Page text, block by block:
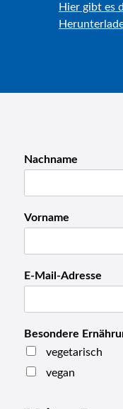
Hier gibt es
Nachname
-
a
l
A
r
e
s
Vorname
E-Mail-Adresse
Besondere
vegetarisch
vegan